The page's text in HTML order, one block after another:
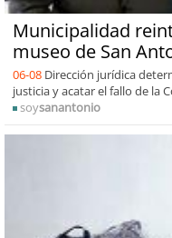
Municipalidad
museo de San
06-08 Dirección jurídica
justicia y acatar el fallo de la
soysanantonio